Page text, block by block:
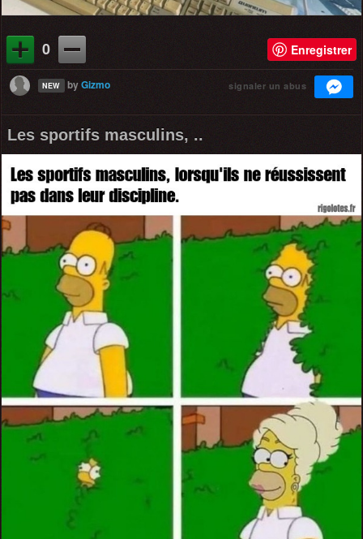
0 Enregistrer
NEW byGizmo signaler un abus
Les sportifs masculins, ..